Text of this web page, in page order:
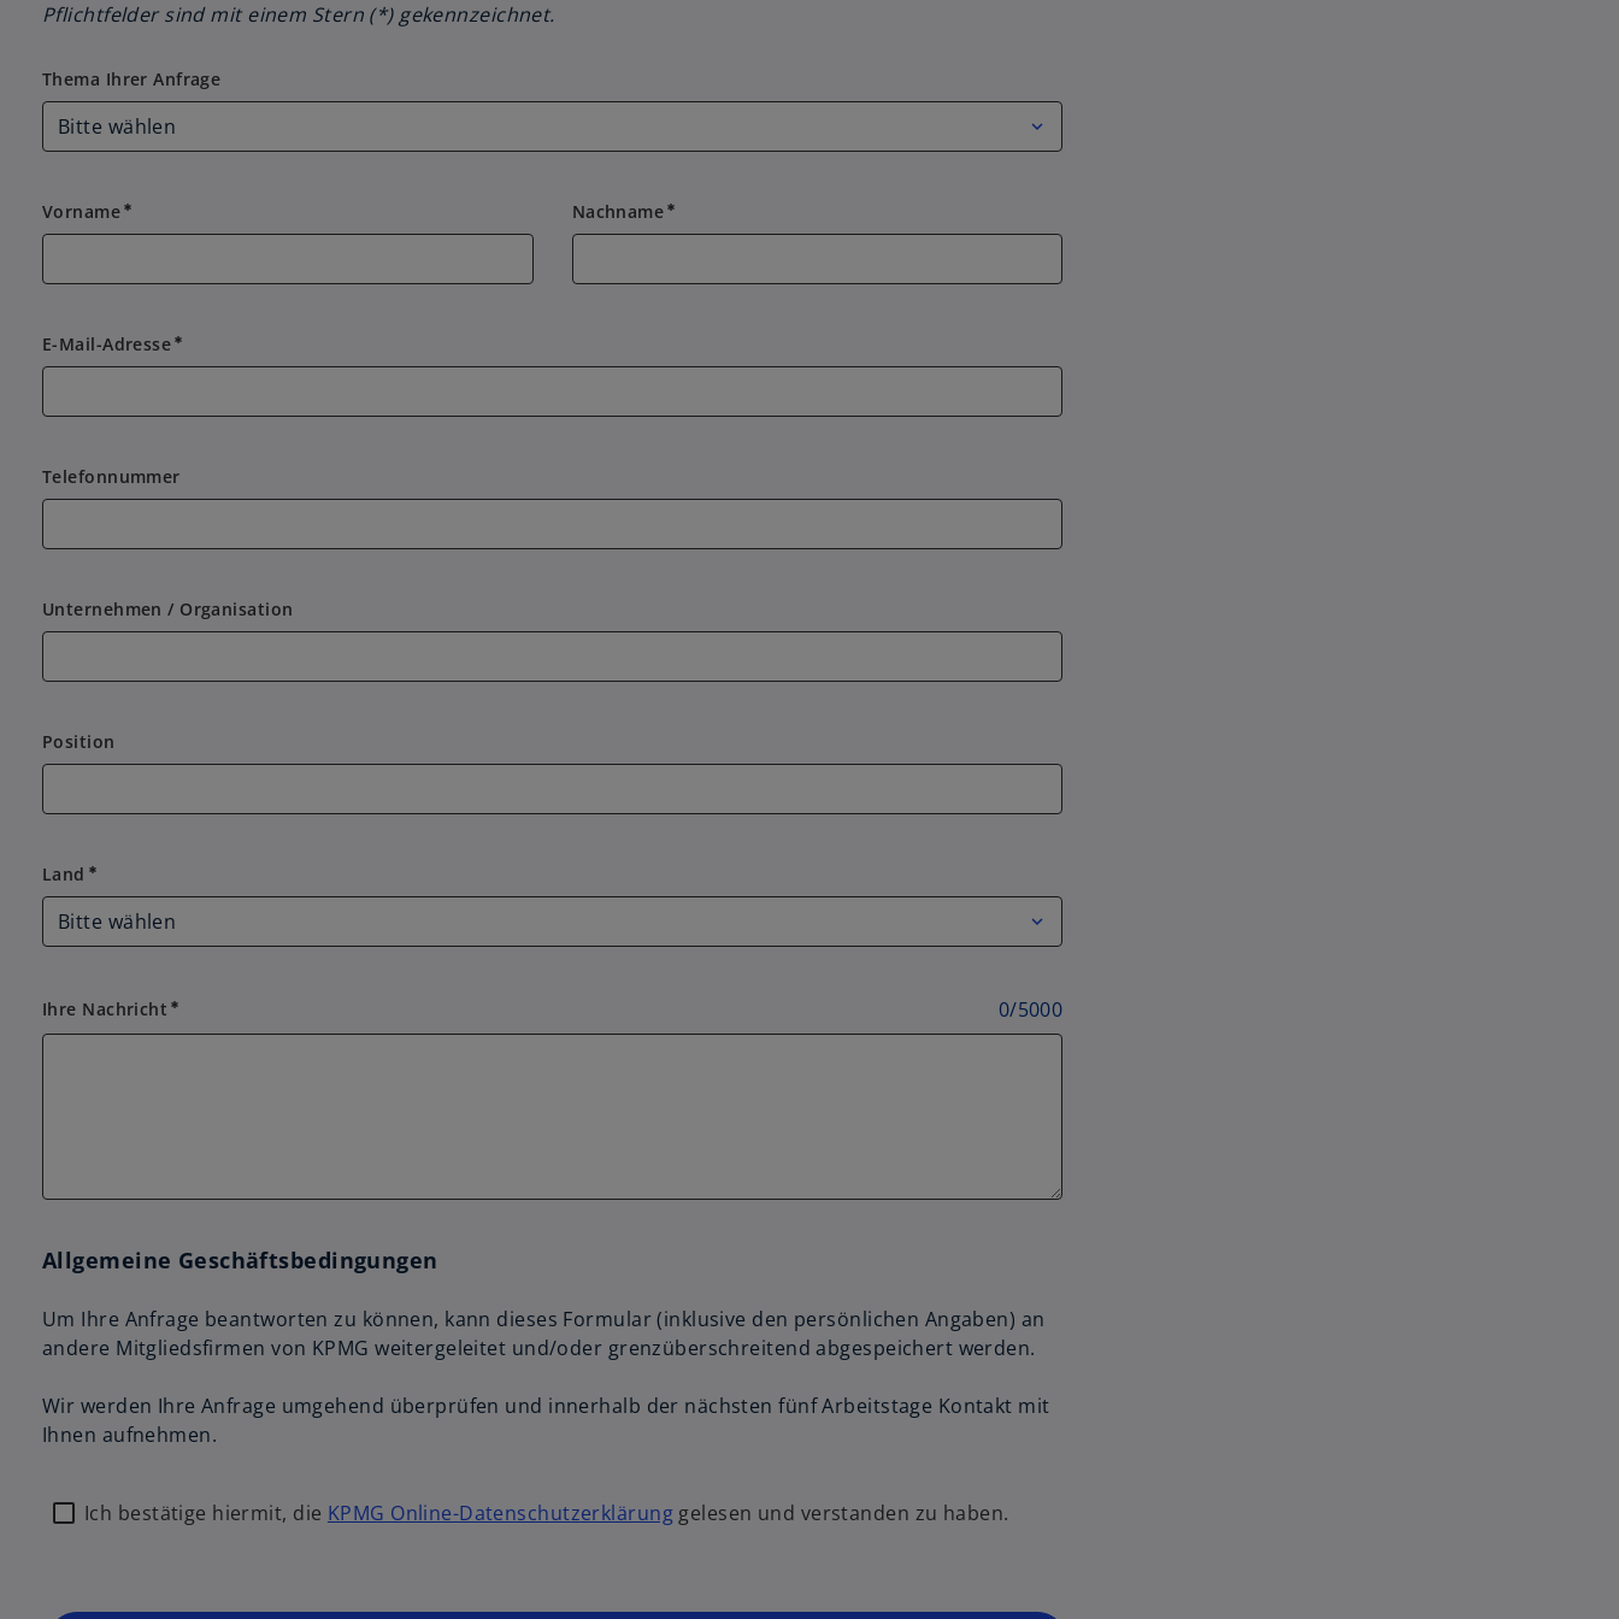
Pflichtfelder sind mit einem Stern (*) gekennzeichnet.
Thema Ihrer Anfrage
Thema Ihrer Anfrage
Vorname emergency Nachname emergency
E-Mail-Adresse emergency
Telefonnummer
Unternehmen / Organisation
Position
Land
Land emergency
Ihre Nachricht emergency 0/5000
Allgemeine Geschäftsbedingungen
Um Ihre Anfrage beantworten zu können, kann dieses Formular (inklusive den persönlichen Angaben) an
andere Mitgliedsfirmen von KPMG weitergeleitet und/oder grenzüberschreitend abgespeichert werden.
Wir werden Ihre Anfrage umgehend überprüfen und innerhalb der nächsten fünf Arbeitstage Kontakt mit
Ihnen aufnehmen.
Ich bestätige hiermit, die KPMG Online-Datenschutzerklärunggelesen und verstanden zu haben.